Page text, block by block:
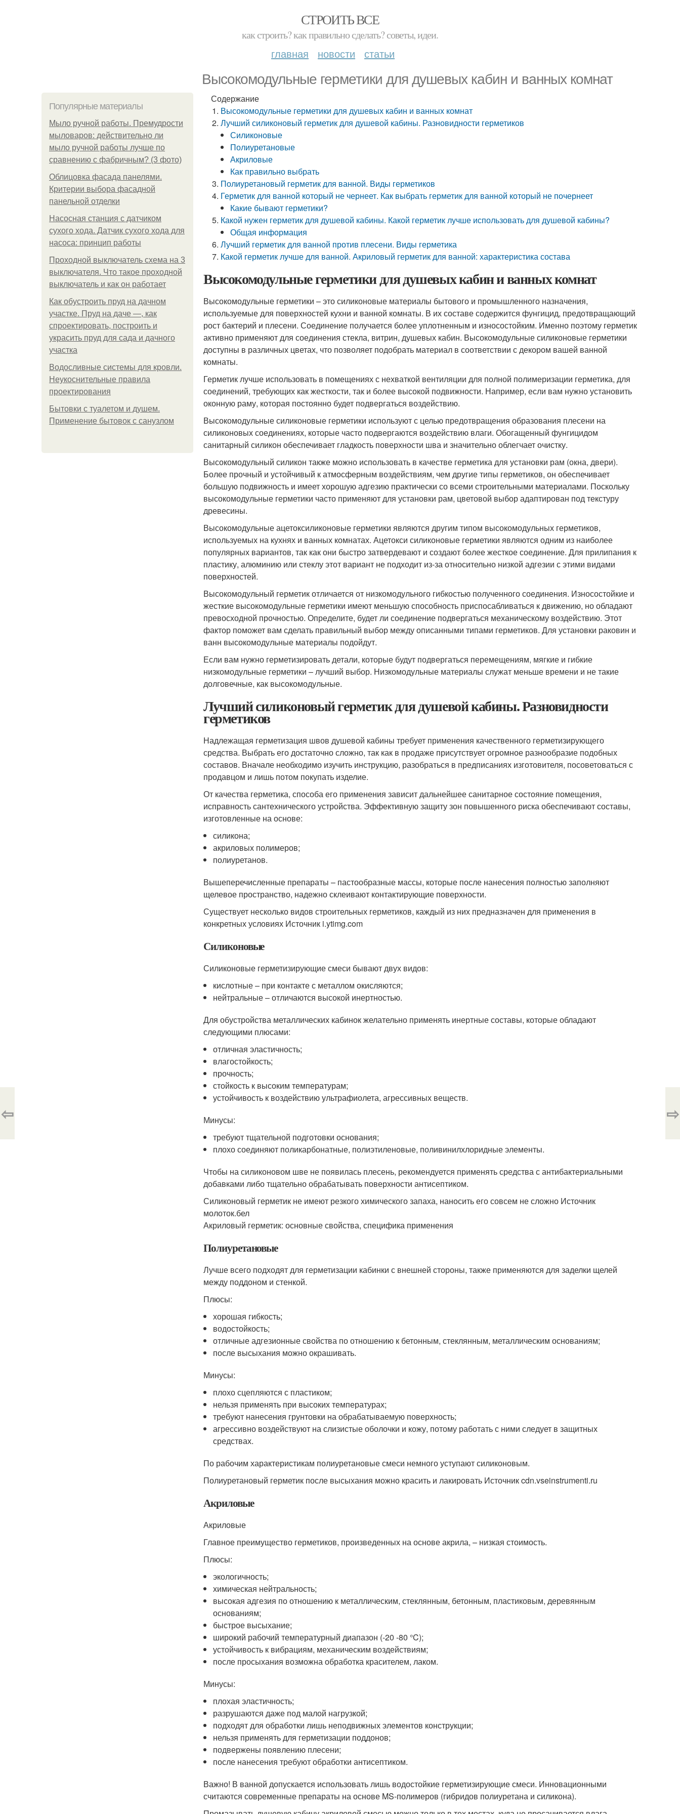
СТРОИТЬ ВСЕ
как строить? как правильно сделать? советы, идеи.
главная новости статьи
Высокомодульные герметики для душевых кабин и ванных комнат
Популярные материалы
Мыло ручной работы. Премудрости
мыловаров: действительно ли
мыло ручной работы лучше по
сравнению с фабричным? (3 фото)
Облицовка фасада панелями.
Критерии выбора фасадной
панельной отделки
Насосная станция с датчиком
сухого хода. Датчик сухого хода для
насоса: принцип работы
Проходной выключатель схема на 3
выключателя. Что такое проходной
выключатель и как он работает
Как обустроить пруд на дачном
участке. Пруд на даче —, как
спроектировать, построить и
украсить пруд для сада и дачного
участка
Водосливные системы для кровли.
Неукоснительные правила
проектирования
Бытовки с туалетом и душем.
Применение бытовок с санузлом
Содержание
Высокомодульные герметики для душевых кабин и ванных комнат
Лучший силиконовый герметик для душевой кабины. Разновидности герметиков
Силиконовые
Полиуретановые
Акриловые
Как правильно выбрать
Полиуретановый герметик для ванной. Виды герметиков
Герметик для ванной который не чернеет. Как выбрать герметик для ванной который не почернеет
Какие бывают герметики?
Какой нужен герметик для душевой кабины. Какой герметик лучше использовать для душевой кабины?
Общая информация
Лучший герметик для ванной против плесени. Виды герметика
Какой герметик лучше для ванной. Акриловый герметик для ванной: характеристика состава
Высокомодульные герметики для душевых кабин и ванных комнат
Высокомодульные герметики – это силиконовые материалы бытового и промышленного назначения,
используемые для поверхностей кухни и ванной комнаты. В их составе содержится фунгицид, предотвращающий
рост бактерий и плесени. Соединение получается более уплотненным и износостойким. Именно поэтому герметик
активно применяют для соединения стекла, витрин, душевых кабин. Высокомодульные силиконовые герметики
доступны в различных цветах, что позволяет подобрать материал в соответствии с декором вашей ванной
комнаты.
Герметик лучше использовать в помещениях с нехваткой вентиляции для полной полимеризации герметика, для
соединений, требующих как жесткости, так и более высокой подвижности. Например, если вам нужно установить
оконную раму, которая постоянно будет подвергаться воздействию.
Высокомодульные силиконовые герметики используют с целью предотвращения образования плесени на
силиконовых соединениях, которые часто подвергаются воздействию влаги. Обогащенный фунгицидом
санитарный силикон обеспечивает гладкость поверхности шва и значительно облегчает очистку.
Высокомодульный силикон также можно использовать в качестве герметика для установки рам (окна, двери).
Более прочный и устойчивый к атмосферным воздействиям, чем другие типы герметиков, он обеспечивает
большую подвижность и имеет хорошую адгезию практически со всеми строительными материалами. Поскольку
высокомодульные герметики часто применяют для установки рам, цветовой выбор адаптирован под текстуру
древесины.
Высокомодульные ацетоксиликоновые герметики являются другим типом высокомодульных герметиков,
используемых на кухнях и ванных комнатах. Ацетокси силиконовые герметики являются одним из наиболее
популярных вариантов, так как они быстро затвердевают и создают более жесткое соединение. Для прилипания к
пластику, алюминию или стеклу этот вариант не подходит из-за относительно низкой адгезии с этими видами
поверхностей.
Высокомодульный герметик отличается от низкомодульного гибкостью полученного соединения. Износостойкие и
жесткие высокомодульные герметики имеют меньшую способность приспосабливаться к движению, но обладают
превосходной прочностью. Определите, будет ли соединение подвергаться механическому воздействию. Этот
фактор поможет вам сделать правильный выбор между описанными типами герметиков. Для установки раковин и
ванн высокомодульные материалы подойдут.
Если вам нужно герметизировать детали, которые будут подвергаться перемещениям, мягкие и гибкие
низкомодульные герметики – лучший выбор. Низкомодульные материалы служат меньше времени и не такие
долговечные, как высокомодульные.
Лучший силиконовый герметик для душевой кабины. Разновидности
герметиков
Надлежащая герметизация швов душевой кабины требует применения качественного герметизирующего
средства. Выбрать его достаточно сложно, так как в продаже присутствует огромное разнообразие подобных
составов. Вначале необходимо изучить инструкцию, разобраться в предписаниях изготовителя, посоветоваться с
продавцом и лишь потом покупать изделие.
От качества герметика, способа его применения зависит дальнейшее санитарное состояние помещения,
исправность сантехнического устройства. Эффективную защиту зон повышенного риска обеспечивают составы,
изготовленные на основе:
силикона;
акриловых полимеров;
полиуретанов.
Вышеперечисленные препараты – пастообразные массы, которые после нанесения полностью заполняют
щелевое пространство, надежно склеивают контактирующие поверхности.
Существует несколько видов строительных герметиков, каждый из них предназначен для применения в
конкретных условиях Источник i.ytimg.com
Силиконовые
Силиконовые герметизирующие смеси бывают двух видов:
кислотные – при контакте с металлом окисляются;
нейтральные – отличаются высокой инертностью.
Для обустройства металлических кабинок желательно применять инертные составы, которые обладают
следующими плюсами:
отличная эластичность;
влагостойкость;
прочность;
стойкость к высоким температурам;
устойчивость к воздействию ультрафиолета, агрессивных веществ.
Минусы:
требуют тщательной подготовки основания;
плохо соединяют поликарбонатные, полиэтиленовые, поливинилхлоридные элементы.
Чтобы на силиконовом шве не появилась плесень, рекомендуется применять средства с антибактериальными
добавками либо тщательно обрабатывать поверхности антисептиком.
Силиконовый герметик не имеют резкого химического запаха, наносить его совсем не сложно Источник
молоток.бел
Акриловый герметик: основные свойства, специфика применения
Полиуретановые
Лучше всего подходят для герметизации кабинки с внешней стороны, также применяются для заделки щелей
между поддоном и стенкой.
Плюсы:
хорошая гибкость;
водостойкость;
отличные адгезионные свойства по отношению к бетонным, стеклянным, металлическим основаниям;
после высыхания можно окрашивать.
Минусы:
плохо сцепляются с пластиком;
нельзя применять при высоких температурах;
требуют нанесения грунтовки на обрабатываемую поверхность;
агрессивно воздействуют на слизистые оболочки и кожу, потому работать с ними следует в защитных
средствах.
По рабочим характеристикам полиуретановые смеси немного уступают силиконовым.
Полиуретановый герметик после высыхания можно красить и лакировать Источник cdn.vseinstrumenti.ru
Акриловые
Акриловые
Главное преимущество герметиков, произведенных на основе акрила, – низкая стоимость.
Плюсы:
экологичность;
химическая нейтральность;
высокая адгезия по отношению к металлическим, стеклянным, бетонным, пластиковым, деревянным
основаниям;
быстрое высыхание;
широкий рабочий температурный диапазон (-20 -80 °C);
устойчивость к вибрациям, механическим воздействиям;
после просыхания возможна обработка красителем, лаком.
Минусы:
плохая эластичность;
разрушаются даже под малой нагрузкой;
подходят для обработки лишь неподвижных элементов конструкции;
нельзя применять для герметизации поддонов;
подвержены появлению плесени;
после нанесения требуют обработки антисептиком.
Важно! В ванной допускается использовать лишь водостойкие герметизирующие смеси. Инновационными
считаются современные препараты на основе MS-полимеров (гибридов полиуретана и силикона).
⇦ ⇨